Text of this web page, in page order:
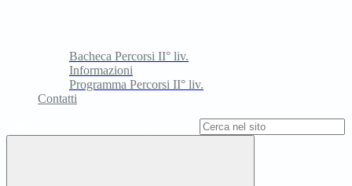
Bacheca Percorsi II° liv.
Informazioni
Programma Percorsi II° liv.
Contatti